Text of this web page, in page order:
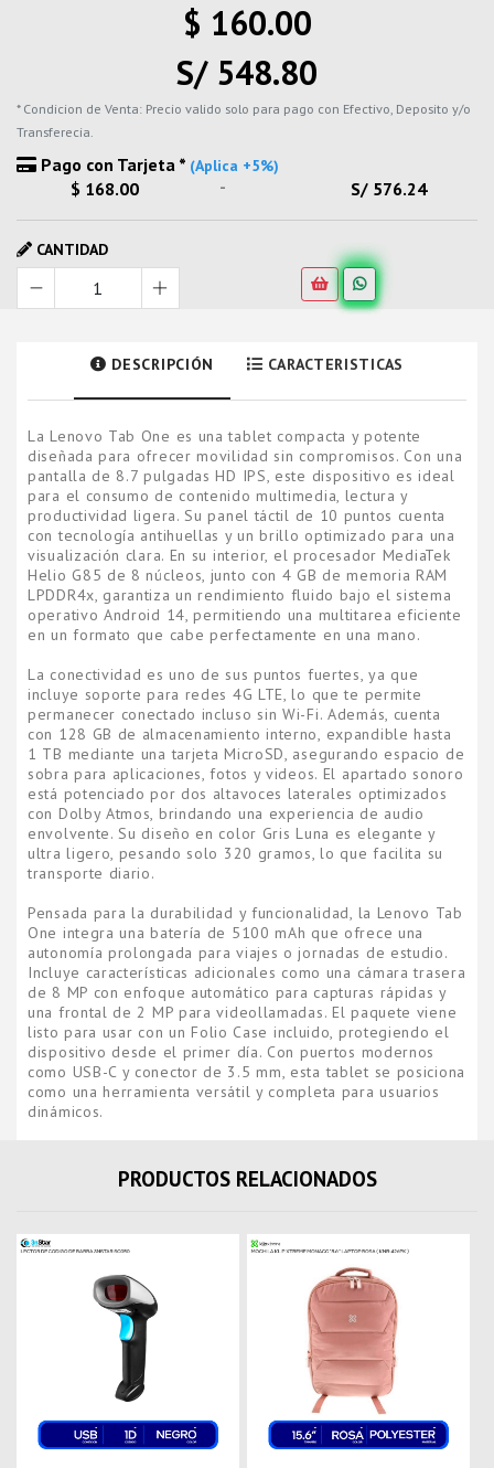
$ 160.00
S/ 548.80
* Condicion de Venta: Precio valido solo para pago con Efectivo, Deposito y/o
Transferecia.
Pago con Tarjeta * (Aplica +5%)
$ 168.00 - S/ 576.24
CANTIDAD
DESCRIPCIÓN CARACTERISTICAS
La Lenovo Tab One es una tablet compacta y potente
diseñada para ofrecer movilidad sin compromisos. Con una
pantalla de 8.7 pulgadas HD IPS, este dispositivo es ideal
para el consumo de contenido multimedia, lectura y
productividad ligera. Su panel táctil de 10 puntos cuenta
con tecnología antihuellas y un brillo optimizado para una
visualización clara. En su interior, el procesador MediaTek
Helio G85 de 8 núcleos, junto con 4 GB de memoria RAM
LPDDR4x, garantiza un rendimiento fluido bajo el sistema
operativo Android 14, permitiendo una multitarea eficiente
en un formato que cabe perfectamente en una mano.
La conectividad es uno de sus puntos fuertes, ya que
incluye soporte para redes 4G LTE, lo que te permite
permanecer conectado incluso sin Wi-Fi. Además, cuenta
con 128 GB de almacenamiento interno, expandible hasta
1 TB mediante una tarjeta MicroSD, asegurando espacio de
sobra para aplicaciones, fotos y videos. El apartado sonoro
está potenciado por dos altavoces laterales optimizados
con Dolby Atmos, brindando una experiencia de audio
envolvente. Su diseño en color Gris Luna es elegante y
ultra ligero, pesando solo 320 gramos, lo que facilita su
transporte diario.
Pensada para la durabilidad y funcionalidad, la Lenovo Tab
One integra una batería de 5100 mAh que ofrece una
autonomía prolongada para viajes o jornadas de estudio.
Incluye características adicionales como una cámara trasera
de 8 MP con enfoque automático para capturas rápidas y
una frontal de 2 MP para videollamadas. El paquete viene
listo para usar con unFolio Case incluido, protegiendo el
dispositivo desde el primer día. Con puertos modernos
como USB-C y conector de 3.5 mm, esta tablet se posiciona
como una herramienta versátil y completa para usuarios
dinámicos.
PRODUCTOS RELACIONADOS